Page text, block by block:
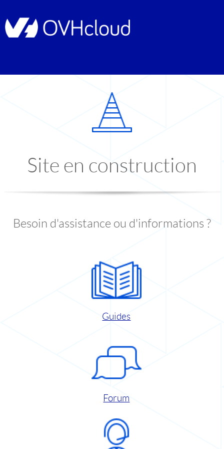
Site en construction
Besoin d'assistance ou d'informations ?
Guides
Forum